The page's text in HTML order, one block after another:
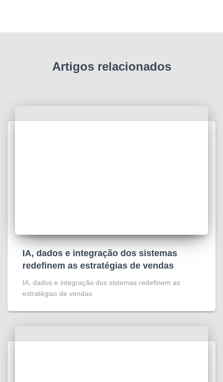
Artigos relacionados
IA, dados e integração dos sistemas
redefinem as estratégias de vendas
IA, dados e integração dos sistemas redefinem as
estratégias de vendas